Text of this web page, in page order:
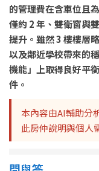
的管理費在含車位且
僅約 2 年、雙衛窗與
提升。雖然 3 樓樓層
以及鄰近學校帶來的
機能」上取得良好平
件。
本內容由AI輔助分
此房仲說明與個人